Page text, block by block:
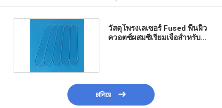
วัสดุโพรงเลเซอร์ Fused พื้นผิว
ควอตซ์ผสมซีเรียมเจือสำหรับ
চালিয়ে